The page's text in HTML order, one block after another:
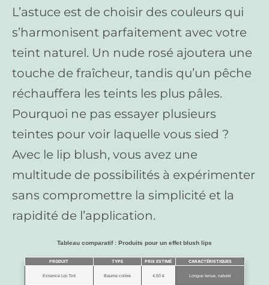
L’astuce est de choisir des couleurs qui
s’harmonisent parfaitement avec votre
teint naturel. Un nude rosé ajoutera une
touche de fraîcheur, tandis qu’un pêche
réchauffera les teints les plus pâles.
Pourquoi ne pas essayer plusieurs
teintes pour voir laquelle vous sied ?
Avec le lip blush, vous avez une
multitude de possibilités à expérimenter
sans compromettre la simplicité et la
rapidité de l’application.
Tableau comparatif : Produits pour un effet blush lips
PRODUIT TYPE PRIX ESTIMÉ CARACTÉRISTIQUES
Essence Lip Tint Baume coloré 4,50 € Longue tenue, naturel